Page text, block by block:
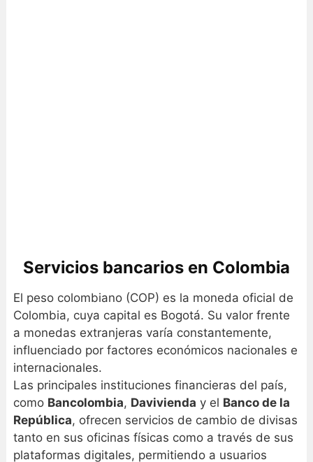
Servicios bancarios en Colombia
El peso colombiano (COP) es la moneda oficial de
Colombia, cuya capital es Bogotá. Su valor frente
a monedas extranjeras varía constantemente,
influenciado por factores económicos nacionales e
internacionales.
Las principales instituciones financieras del país,
como Bancolombia, Davivienda y el Banco de la
República, ofrecen servicios de cambio de divisas
tanto en sus oficinas físicas como a través de sus
plataformas digitales, permitiendo a usuarios